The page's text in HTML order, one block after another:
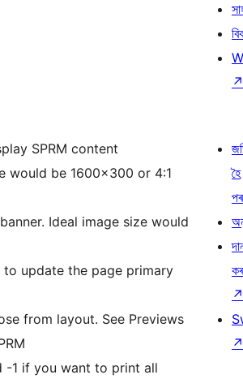
SPRM content
would be 1600×300 or 4:1
Ideal image size would
update the page primary
from layout. See Previews
-1 if you want to print all
↗
হৈ
↗
↗